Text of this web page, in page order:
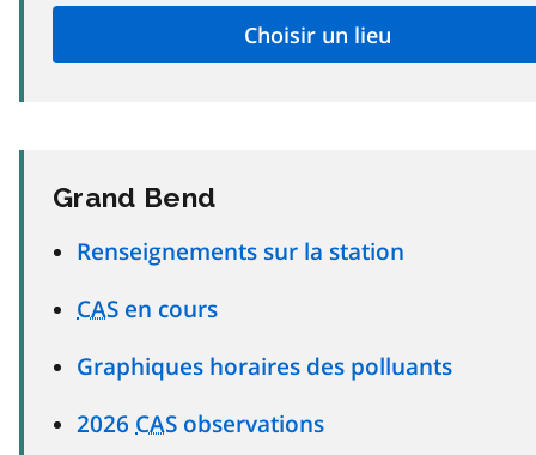
Grand Bend
Renseignements sur la station
CAS en cours
Graphiques horaires des polluants
2026 CAS observations